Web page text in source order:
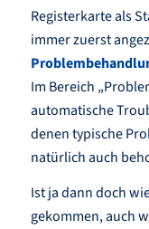
Registerkarte als
immer zuerst
Im Bereich
automatische
denen typische
natürlich auch
Ist ja dann doch
gekommen, auch